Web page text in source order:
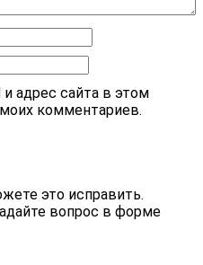
адрес сайта в этом
комментариев.
это исправить.
вопрос в форме